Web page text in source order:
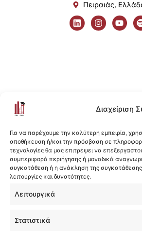
Διαχείριση
Για να παρέχουμε την καλύτερη εμπειρία,
αποθήκευση ή/και την πρόσβαση σε
τεχνολογίες θα μας επιτρέψει να
συμπεριφορά περιήγησης ή μοναδικά
συγκατάθεση ή η ανάκληση της
λειτουργίες και δυνατότητες.
Λειτουργικά
Στατιστικά
Πειραιάς,
L
i
n
I
n
s
Y
o
u